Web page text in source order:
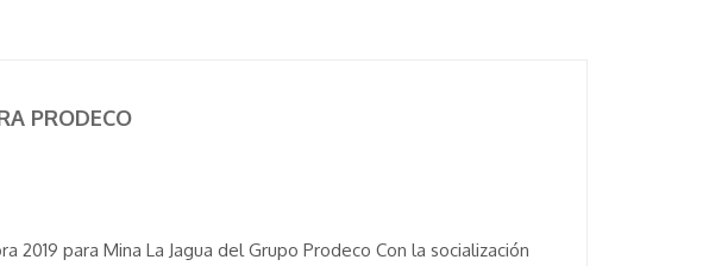
PRODECO
2019 para Mina La Jagua del Grupo Prodeco Con la socialización